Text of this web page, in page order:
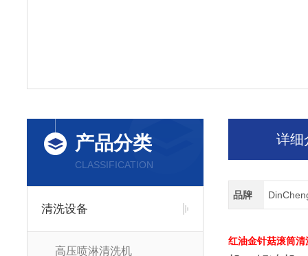
产品分类
CLASSIFICATION
清洗设备
高压喷淋清洗机
详细
品牌
红油金针菇滚筒